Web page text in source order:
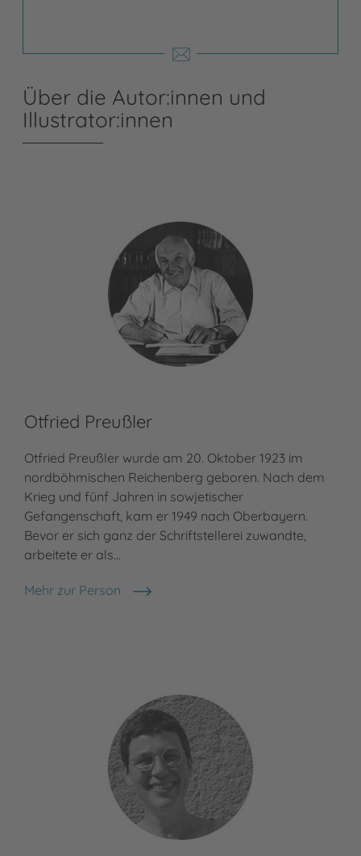
Über die Autor:innen und
Illustrator:innen
Otfried Preußler
Otfried Preußler wurde am 20. Oktober 1923 im
nordböhmischen Reichenberg geboren. Nach dem
Krieg und fünf Jahren in sowjetischer
Gefangenschaft, kam er 1949 nach Oberbayern.
Bevor er sich ganz der Schriftstellerei zuwandte,
arbeitete er als…
Mehr zur Person
Otfried Preußler